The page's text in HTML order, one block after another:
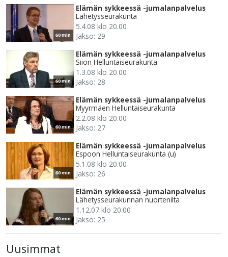
60 min
Elämän sykkeessä -jumalanpalvelus
Lähetysseurakunta
5.4.08 klo 20.00
Jakso: 29
60 min
Elämän sykkeessä -jumalanpalvelus
Siion Helluntaiseurakunta
1.3.08 klo 20.00
Jakso: 28
60 min
Elämän sykkeessä -jumalanpalvelus
Myyrmäen Helluntaiseurakunta
2.2.08 klo 20.00
Jakso: 27
60 min
Elämän sykkeessä -jumalanpalvelus
Espoon Helluntaiseurakunta (u)
5.1.08 klo 20.00
Jakso: 26
60 min
Elämän sykkeessä -jumalanpalvelus
Lähetysseurakunnan nuortenilta
1.12.07 klo 20.00
Jakso: 25
Uusimmat